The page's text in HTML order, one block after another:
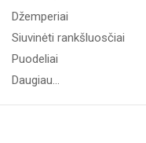
Džemperiai
Siuvinėti rankšluosčiai
Puodeliai
Daugiau...